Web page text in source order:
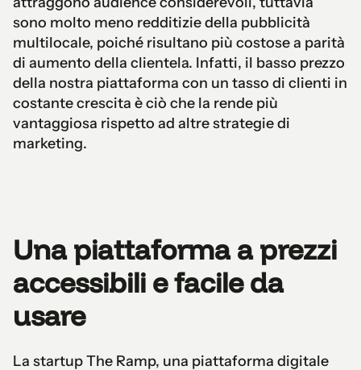
sono molto meno redditizie della pubblicità
multilocale, poiché risultano più costose a parità
di aumento della clientela. Infatti, il basso prezzo
della nostra piattaforma con un tasso di clienti in
costante crescita è ciò che la rende più
vantaggiosa rispetto ad altre strategie di
marketing.
Una piattaforma a prezzi
accessibili e facile da
usare
La startup The Ramp, una piattaforma digitale